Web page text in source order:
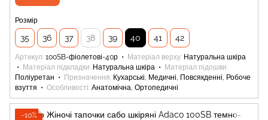
Розмір
35 36 37 38 39 40 41 42
Артикул 100SB-фіолетові-40р Матеріал верху Натуральна шкіра
Матеріал підкладки Натуральна шкіра
Матеріал підошви
Поліуретан
Призначення Кухарські, Медичні, Повсякденні, Робоче
взуття
Особливості Анатомічна, Ортопедичні
−10%